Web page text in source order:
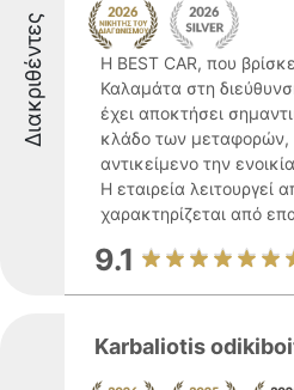
Διακριθέντες
Η BEST CAR, που
Καλαμάτα στη
έχει αποκτήσει
κλάδο των μεταφορών,
αντικείμενο την
Η εταιρεία λειτουργεί
χαρακτηρίζεται από
9.1
Karbaliotis